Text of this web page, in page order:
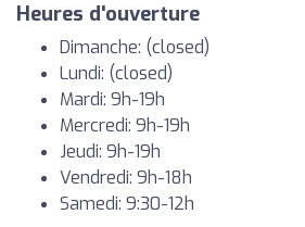
Heures d'ouverture
Dimanche: (closed)
Lundi: (closed)
Mardi: 9h-19h
Mercredi: 9h-19h
Jeudi: 9h-19h
Vendredi: 9h-18h
Samedi: 9:30-12h